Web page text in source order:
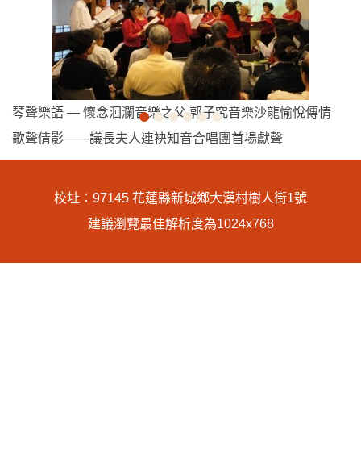
琴聲樂語 — 懷念洄瀾音樂之父 郭子究音樂沙龍愉悅傳情
歌聲倩影——議長夫人連袂知音合唱團首場獻聲
校址：97145 花蓮縣新城鄉大漢村樹人街1號
建議瀏覽最佳解析度為1024x768